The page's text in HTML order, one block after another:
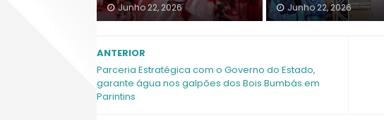
Junho 22, 2026 Junho 22, 2026
ANTERIOR
Parceria Estratégica com o Governo do Estado,
garante água nos galpões dos Bois Bumbás em
Parintins